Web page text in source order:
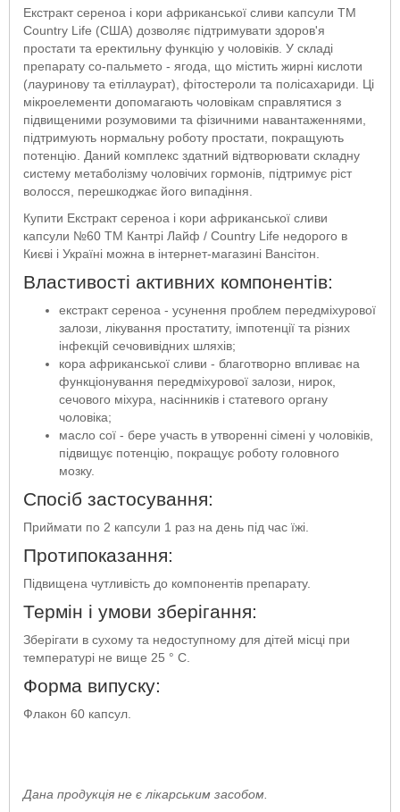
Екстракт сереноа і кори африканської сливи капсули ТМ
Country Life (США) дозволяє підтримувати здоров'я
простати та еректильну функцію у чоловіків. У складі
препарату со-пальмето - ягода, що містить жирні кислоти
(лауринову та етіллаурат), фітостероли та полісахариди. Ці
мікроелементи допомагають чоловікам справлятися з
підвищеними розумовими та фізичними навантаженнями,
підтримують нормальну роботу простати, покращують
потенцію. Даний комплекс здатний відтворювати складну
систему метаболізму чоловічих гормонів, підтримує ріст
волосся, перешкоджає його випадіння.
Купити Екстракт сереноа і кори африканської сливи
капсули №60 ТМ Кантрі Лайф / Country Life недорого в
Києві і Україні можна в інтернет-магазині Вансітон.
Властивості активних компонентів:
екстракт сереноа - усунення проблем передміхурової
залози, лікування простатиту, імпотенції та різних
інфекцій сечовивідних шляхів;
кора африканської сливи - благотворно впливає на
функціонування передміхурової залози, нирок,
сечового міхура, насінників і статевого органу
чоловіка;
масло сої - бере участь в утворенні сімені у чоловіків,
підвищує потенцію, покращує роботу головного
мозку.
Спосіб застосування:
Приймати по 2 капсули 1 раз на день під час їжі.
Протипоказання:
Підвищена чутливість до компонентів препарату.
Термін і умови зберігання:
Зберігати в сухому та недоступному для дітей місці при
температурі не вище 25 ° C.
Форма випуску:
Флакон 60 капсул.
Дана продукція не є лікарським засобом.